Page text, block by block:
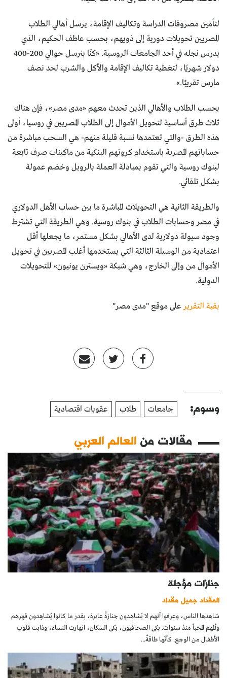
لتأمين مصروفات الدراسة وتكاليف الإقامة، يرسل أهالي الطلاب
المصريين تحويلات دورية إلى ذويهم، بحسب عاطف الحكيم، الذي
يدرس نجله في أحد الجامعات الروسية. «كنّا بنرسل حوالي 200-400
دولار شهريًا، لتغطية تكاليف الإقامة والأكل والشرب لحد نصف
مارس تقريبًا.»
بحسب الطلاب والأهالي الذين تحدث معهم «مدى مصر»، فإن هناك
ثلاث طرق أساسية لتحويل الأموال إلى الطلاب المصريين في روسيا، أولى
هذه الطرق -والتي تعتمدها نسبة قليلة منهم- هي السحب مباشرة من
حساباتهم المصرية باستخدام كروتهم البنكية من ماكينات صرف تابعة
لبنوك روسية والتي تقوم بمبادلة العملة بالروبل وخضم عمولة
بشكل تلقائي.
والطريقة الثانية هي التحويلات المباشرة ما بين حساب الأهل الدولاري
في مصر وحسابات الطلاب في بنوك روسية. وهي الطريقة التي تشترط
وجود سيولة دولارية لدى الأهالي بشكل مستمر، ما يجعلها أقل
اعتمادية من الوسيلة الثالثة التي يستخدمها أغلب المصريين في تحويل
الأموال من وإلى الخارج، وهي شبكة «ويسترن يونيون» للتحويلات
الدولية.
بقية التقريرعلى موقع "مدى مصر"
وسوم: جامعات طلاب عقوبات اقتصادية
مقالات منالعالم العربي
جنازات مؤجلة
المقداد جميل مقداد
شاهدها الناس، وعرفوا أنهم لا يُشاهدون جنازةً عابرة، بقدر ما كانوا يُشاهِدون قهرهم
وألمهم المخبأ منذ سنوات. بكى الصحافيون، بكى السكان، انهارت النساء، وذابت قلوب
الأطفال من الوجع. كأنّها طاقةٌ...